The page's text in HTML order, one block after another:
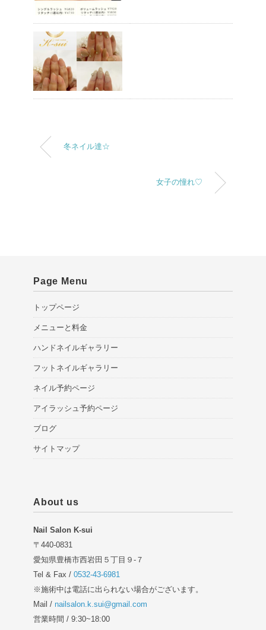
冬ネイル達☆
女子の憧れ♡
Page Menu
トップページ
メニューと料金
ハンドネイルギャラリー
フットネイルギャラリー
ネイル予約ページ
アイラッシュ予約ページ
ブログ
サイトマップ
About us
Nail Salon K-sui
〒440-0831
愛知県豊橋市西岩田５丁目９-７
Tel & Fax / 0532-43-6981
※施術中は電話に出られない場合がございます。
Mail / nailsalon.k.sui@gmail.com
営業時間 / 9:30~18:00